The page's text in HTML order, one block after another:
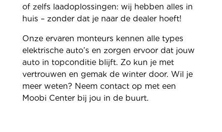
of zelfs laadoplossingen: wij hebben alles in
huis – zonder dat je naar de dealer hoeft!
Onze ervaren monteurs kennen alle types
elektrische auto’s en zorgen ervoor dat jouw
auto in topconditie blijft. Zo kun je met
vertrouwen en gemak de winter door. Wil je
meer weten? Neem contact op met een
Moobi Center bij jou in de buurt.